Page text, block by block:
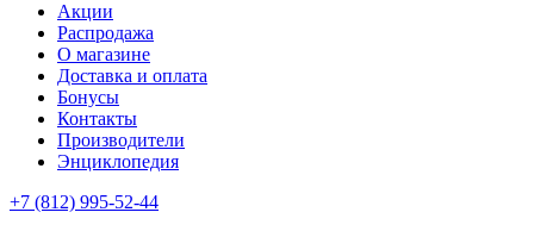
Акции
Распродажа
О магазине
Доставка и оплата
Бонусы
Контакты
Производители
Энциклопедия
+7 (812) 995-52-44